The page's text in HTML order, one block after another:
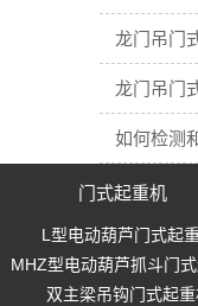
龙门吊门
龙门吊门
如何检测
门式起重机
L型电动葫芦门式起
MHZ型电动葫芦抓斗门
双主梁吊钩门式起